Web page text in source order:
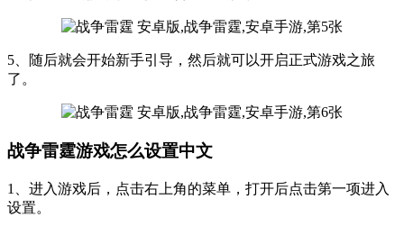
5、随后就会开始新手引导，然后就可以开启正式游戏之旅
了。
战争雷霆游戏怎么设置中文
1、进入游戏后，点击右上角的菜单，打开后点击第一项进入
设置。